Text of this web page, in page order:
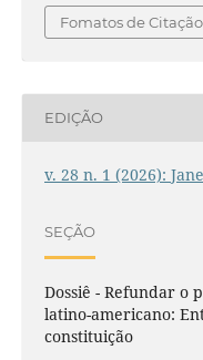
Fomatos de Citação
EDIÇÃO
v. 28 n. 1 (2026):
SEÇÃO
Dossiê - Refundar o
latino-americano:
constituição